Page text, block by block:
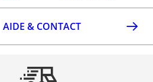
AIDE & CONTACT